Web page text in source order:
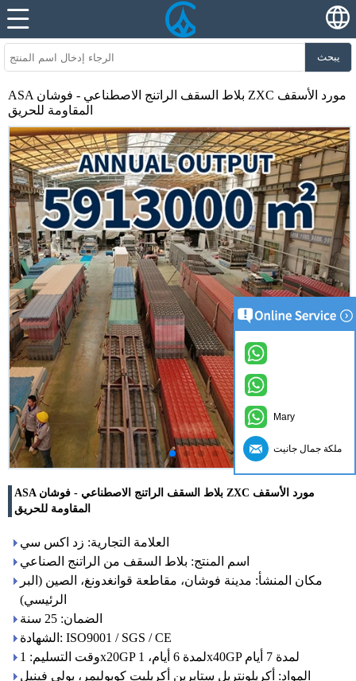
يبحث
ASA بلاط السقف الراتنج الاصطناعي - فوشان ZXC مورد الأسقف
المقاومة للحريق
ASA بلاط السقف الراتنج الاصطناعي - فوشان ZXC مورد الأسقف
المقاومة للحريق
العلامة التجارية: زد اكس سي
اسم المنتج: بلاط السقف من الراتنج الصناعي
مكان المنشأ: مدينة فوشان، مقاطعة قوانغدونغ، الصين (البر
الرئيسي)
الضمان: 25 سنة
الشهادة: ISO9001 / SGS / CE
وقت التسليم: 1x20GP لمدة 6 أيام، 1x40GP لمدة 7 أيام
المواد: أكريلونتريل ستايرين أكريليت كوبوليمر، بولي فينيل
Mary
ملكة جمال جانيت